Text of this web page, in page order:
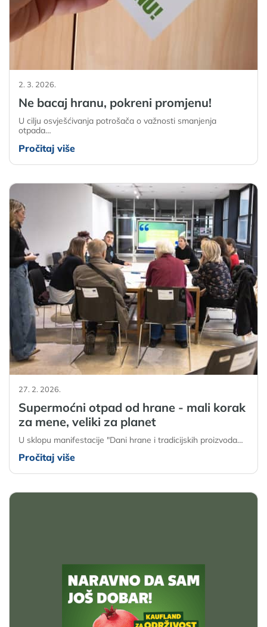
2. 3. 2026.
Ne bacaj hranu, pokreni promjenu!
U cilju osvješćivanja potrošača o važnosti smanjenja
otpada…
Pročitaj više
27. 2. 2026.
Supermoćni otpad od hrane - mali korak
za mene, veliki za planet
U sklopu manifestacije "Dani hrane i tradicijskih proizvoda…
Pročitaj više